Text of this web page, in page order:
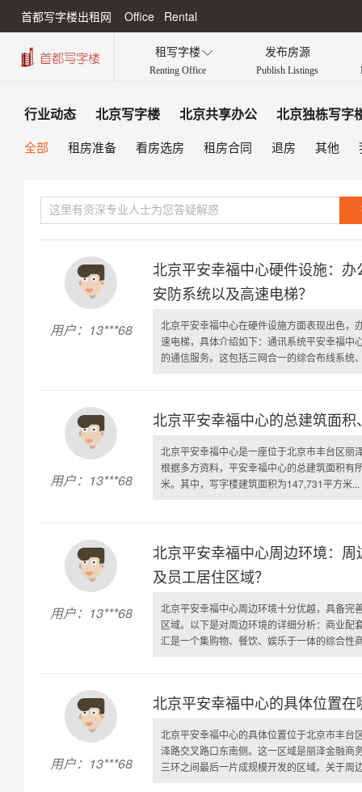
首都写字楼出租网 Office Rental
租写字楼
Renting Office
 发布房源
Publish Listings
行业动态 北京写字楼 北京共享办公 北京独栋写字
全部 租房准备 看房选房 租房合同 退房 其他
用户：13***68
北京平安幸福中心硬件设施：
安防系统以及高速电梯？
北京平安幸福中心在硬件设施方面表现出色，
速电梯，具体介绍如下：通讯系统平安幸福中
的通信服务。这包括三网合一的综合布线系统
用户：13***68
北京平安幸福中心的总建筑面
北京平安幸福中心是一座位于北京市丰台区丽
根据多方资料，平安幸福中心的总建筑面积
米。其中，写字楼建筑面积为147,731平方米...
用户：13***68
北京平安幸福中心周边环境：
及员工居住区域？
北京平安幸福中心周边环境十分优越，具备完
区域。以下是对周边环境的详细分析：商业配
汇是一个集购物、餐饮、娱乐于一体的综合性
用户：13***68
北京平安幸福中心的具体位置
北京平安幸福中心的具体位置位于北京市丰台
泽路交叉路口东南侧。这一区域是丽泽金融商
三环之间最后一片成规模开发的区域。关于周